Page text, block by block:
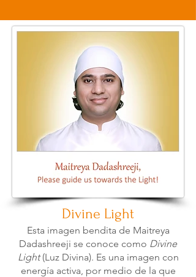
Divine Light
Esta imagen bendita de Maitreya
Dadashreeji se conoce como Divine
Light(Luz Divina). Es una imagen con
energía activa, por medio de la que